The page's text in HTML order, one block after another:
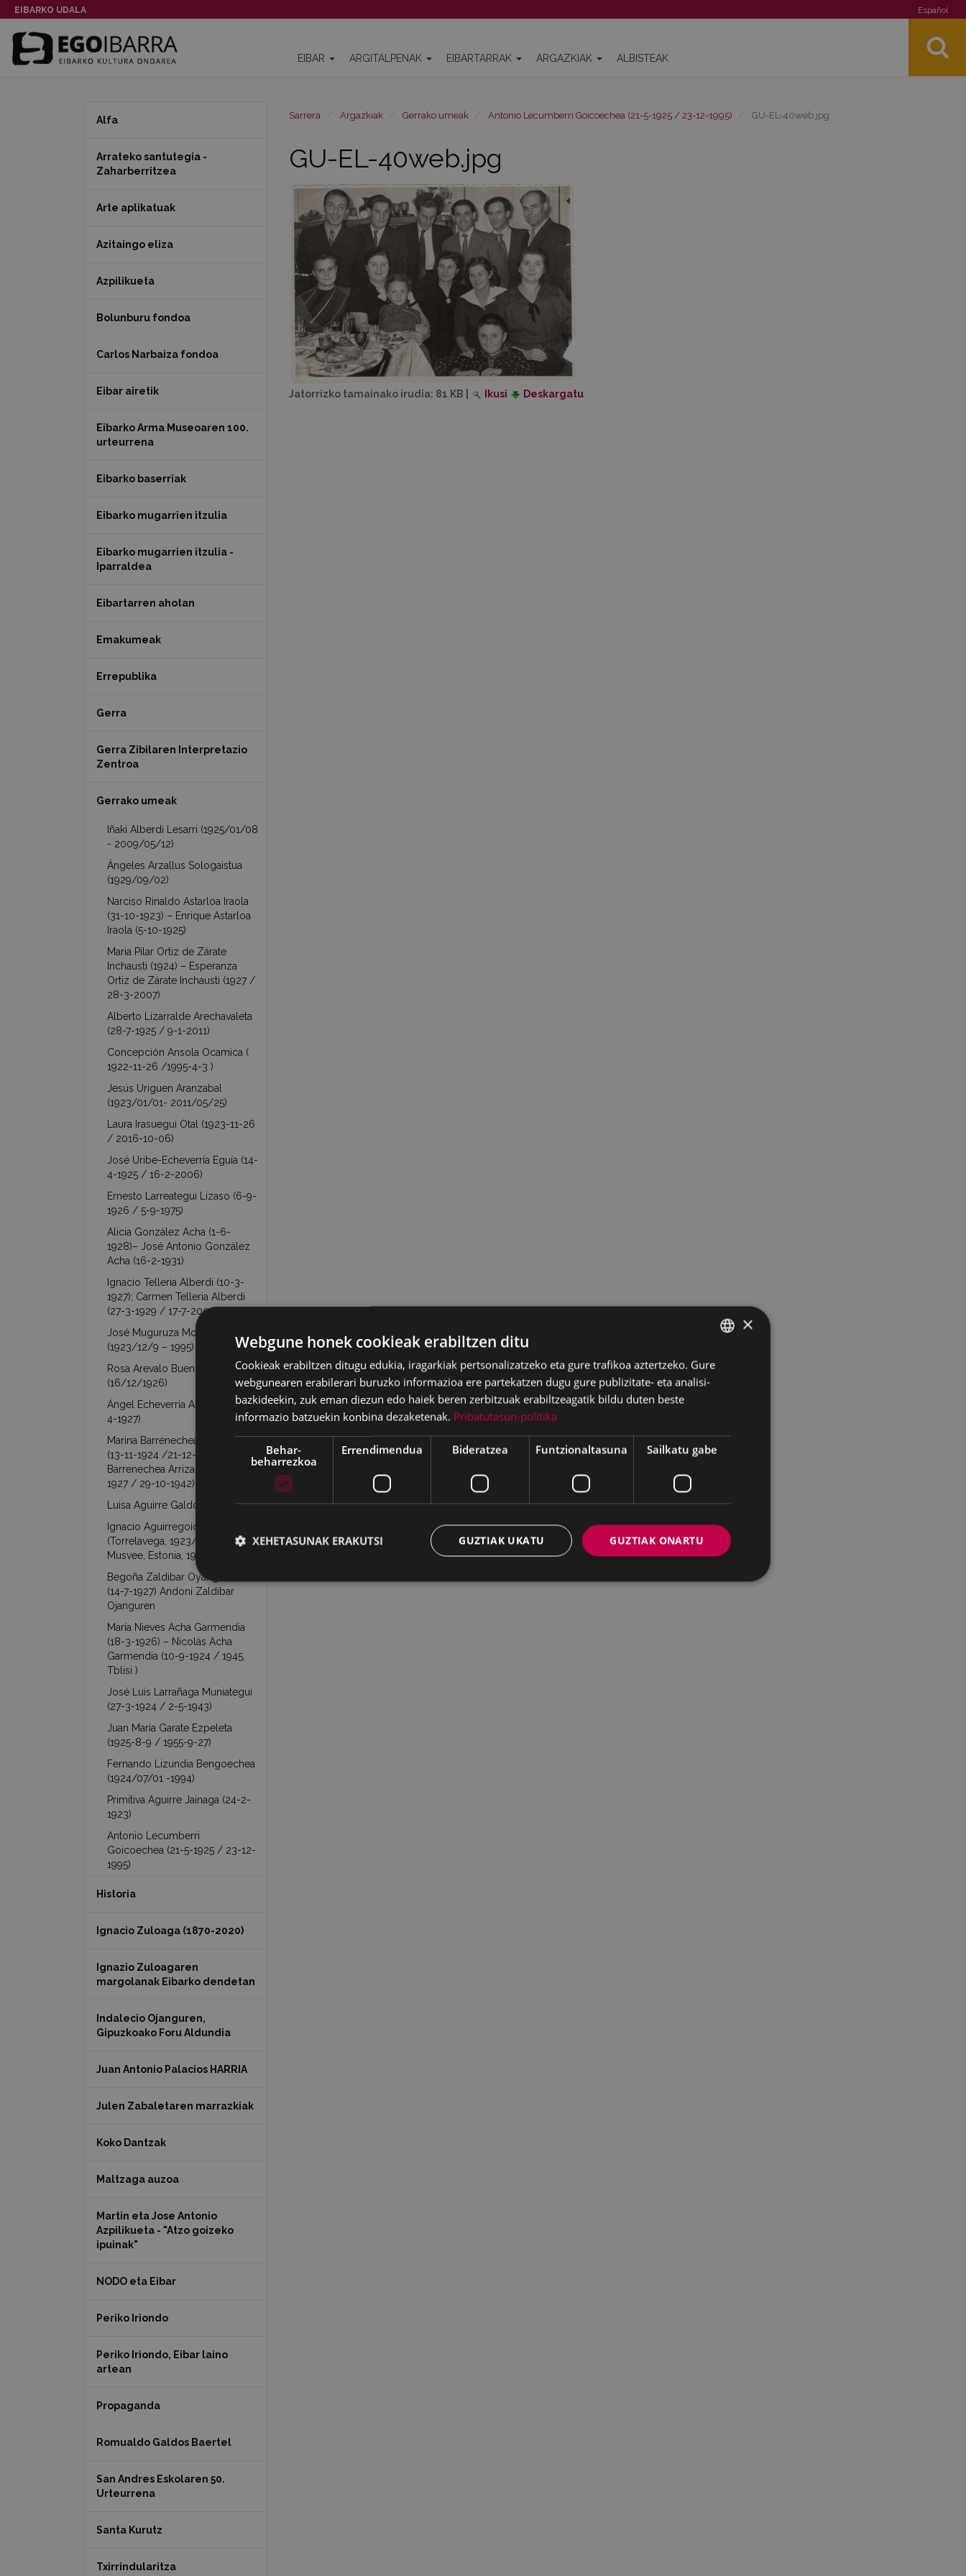
EIBARKO UDALA Español
EIBAR ARGITALPENAK EIBARTARRAK ARGAZKIAK ALBISTEAK
Sarrera Argazkiak Gerrako umeak Antonio Lecumberri Goicoechea (21-5-1925 / 23-12-1995) GU-EL-40web.jpg
GU-EL-40web.jpg
Jatorrizko tamainako irudia: 81 KB Ikusi Deskargatu
Alfa
Arrateko santutegia -
Zaharberritzea
Arte aplikatuak
Azitaingo eliza
Azpilikueta
Bolunburu fondoa
Carlos Narbaiza fondoa
Eibar airetik
Eibarko Arma Museoaren 100.
urteurrena
Eibarko baserriak
Eibarko mugarrien itzulia
Eibarko mugarrien itzulia -
Iparraldea
Eibartarren ahotan
Emakumeak
Errepublika
Gerra
Gerra Zibilaren Interpretazio
Zentroa
Gerrako umeak
Iñaki Alberdi Lesarri (1925/01/08
- 2009/05/12)
Ángeles Arzallus Sologaistua
(1929/09/02)
Narciso Rinaldo Astarloa Iraola
(31-10-1923) – Enrique Astarloa
Iraola (5-10-1925)
Maria Pilar Ortiz de Zárate
Inchausti (1924) – Esperanza
Ortiz de Zárate Inchausti (1927 /
28-3-2007)
Alberto Lizarralde Arechavaleta
(28-7-1925 / 9-1-2011)
Concepción Ansola Ocamica (
1922-11-26 /1995-4-3 )
Jesús Uriguen Aranzabal
(1923/01/01- 2011/05/25)
Laura Irasuegui Otal (1923-11-26
/ 2016-10-06)
José Uribe-Echeverría Eguía (14-
4-1925 / 16-2-2006)
Ernesto Larreategui Lizaso (6-9-
1926 / 5-9-1975)
Alicia González Acha (1-6-
1928)– José Antonio González
Acha (16-2-1931)
Ignacio Telleria Alberdi (10-3-
1927); Carmen Telleria Alberdi
(27-3-1929 / 17-7-2003)
José Muguruza Mondragón
(1923/12/9 – 1995)
Rosa Arevalo Buendía
(16/12/1926)
Ángel Echeverría Aranzábal (16-
4-1927)
Marina Barrenechea Arrizabalaga
(13-11-1924 /21-12-1953)- Jesús
Barrenechea Arrizabalaga (26-1-
1927 / 29-10-1942)
Luisa Aguirre Galdona (7-9-1927)
Ignacio Aguirregoicoa Benito
(Torrelavega, 1923/02/21 –
Musvee, Estonia, 1944/03/09)
Begoña Zaldibar Oyanguren
(14-7-1927) Andoni Zaldibar
Ojanguren
María Nieves Acha Garmendia
(18-3-1926) – Nicolás Acha
Garmendia (10-9-1924 / 1945,
Tblisi )
José Luis Larrañaga Muniategui
(27-3-1924 / 2-5-1943)
Juan Maria Garate Ezpeleta
(1925-8-9 / 1955-9-27)
Fernando Lizundia Bengoechea
(1924/07/01 -1994)
Primitiva Aguirre Jainaga (24-2-
1923)
Antonio Lecumberri
Goicoechea (21-5-1925 / 23-12-
1995)
Historia
Ignacio Zuloaga (1870-2020)
Ignazio Zuloagaren
margolanak Eibarko dendetan
Indalecio Ojanguren,
Gipuzkoako Foru Aldundia
Juan Antonio Palacios HARRIA
Julen Zabaletaren marrazkiak
Koko Dantzak
Maltzaga auzoa
Martin eta Jose Antonio
Azpilikueta - "Atzo goizeko
ipuinak"
NODO eta Eibar
Periko Iriondo
Periko Iriondo, Eibar laino
artean
Propaganda
Romualdo Galdos Baertel
San Andres Eskolaren 50.
Urteurrena
Santa Kurutz
Txirrindularitza
BASQUE
SPANISH
×
Webgune honek cookieak erabiltzen ditu
Cookieak erabiltzen ditugu edukia, iragarkiak pertsonalizatzeko eta gure trafikoa aztertzeko. Gure
webgunearen erabilerari buruzko informazioa ere partekatzen dugu gure publizitate- eta analisi-
bazkideekin, zuk eman diezun edo haiek beren zerbitzuak erabiltzeagatik bildu duten beste
informazio batzuekin konbina dezaketenak. Pribatutasun-politika
Behar-
beharrezkoa
Errendimendua Bideratzea Funtzionaltasuna Sailkatu gabe
GUZTIAK ONARTU
GUZTIAK UKATU
XEHETASUNAK ERAKUTSI